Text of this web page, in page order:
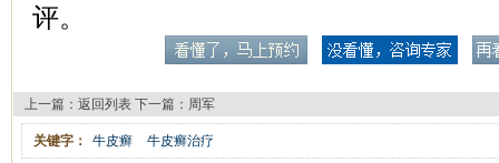
评。
上一篇： 返回列表 下一篇： 周军
关键字： 牛皮癣 牛皮癣治疗